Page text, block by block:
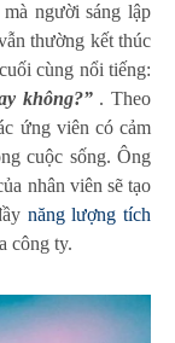
người sáng lập
thường kết thúc
cùng nổi tiếng:
không?”. Theo
ứng viên có cảm
cuộc sống. Ông
nhân viên sẽ tạo
năng lượng tích
công ty.